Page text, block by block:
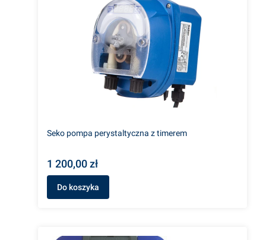
Seko pompa perystaltyczna z timerem
1 200,00 zł
Do koszyka